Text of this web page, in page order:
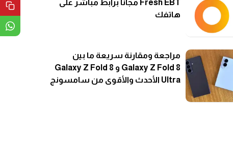
Fresh EBT مجاناً برابط مباشر على
هاتفك
مراجعة ومقارنة سريعة ما بين
Galaxy Z Fold 8 و Galaxy Z Fold 8
Ultra الأحدث والأقوى من سامسونج